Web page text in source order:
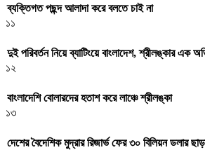
ব্যক্তিগত পছন্দ আলাদা করে বলতে চাই না
১১
দুই পরিবর্তন নিয়ে ব্যাটিংয়ে বাংলাদেশ, শ্রীলঙ্কার এক
১২
বাংলাদেশি বোলারদের হতাশ করে লাঞ্চে শ্রীলঙ্কা
১৩
দেশের বৈদেশিক মুদ্রার রিজার্ভ ফের ৩০ বিলিয়ন ডলার